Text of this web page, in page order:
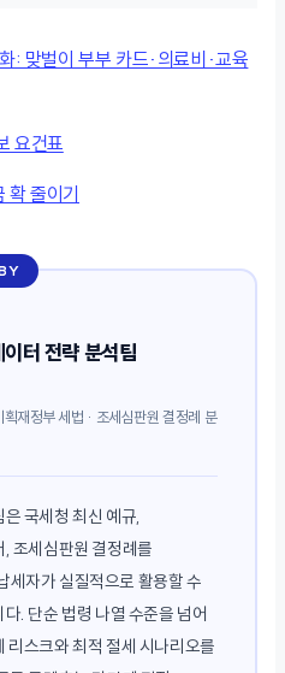
: 맞벌이 부부 카드·의료비·교육
요건표
확 줄이기
터 전략 분석팀
획재정부 세법 · 조세심판원 결정례 분
국세청 최신 예규,
조세심판원 결정례를
세자가 실질적으로 활용할 수
. 단순 법령 나열 수준을 넘어
리스크와 최적 절세 시나리오를